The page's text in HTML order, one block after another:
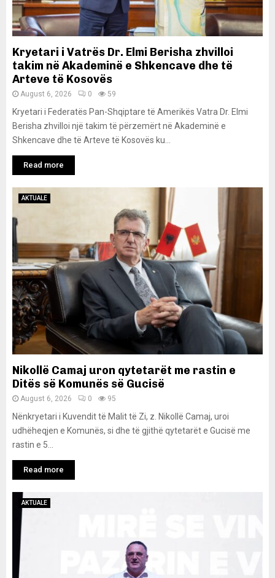
Kryetari i Vatrës Dr. Elmi Berisha zhvilloi
takim në Akademinë e Shkencave dhe të
Arteve të Kosovës
August 6, 2026 0 59
Kryetari i Federatës Pan-Shqiptare të Amerikës Vatra Dr. Elmi
Berisha zhvilloi një takim të përzemërt në Akademinë e
Shkencave dhe të Arteve të Kosovës ku...
Read more
AKTUALE
Nikollë Camaj uron qytetarët me rastin e
Ditës së Komunës së Gucisë
August 6, 2026 0 95
Nënkryetari i Kuvendit të Malit të Zi, z. Nikollë Camaj, uroi
udhëheqjen e Komunës, si dhe të gjithë qytetarët e Gucisë me
rastin e 5...
Read more
AKTUALE